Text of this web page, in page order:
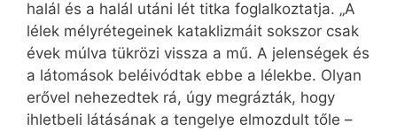
halál és a halál utáni lét titka foglalkoztatja. „A
lélek mélyrétegeinek kataklizmáit sokszor csak
évek múlva tükrözi vissza a mű. A jelenségek és
a látomások beléivódtak ebbe a lélekbe. Olyan
erővel nehezedtek rá, úgy megrázták, hogy
ihletbeli látásának a tengelye elmozdult tőle –